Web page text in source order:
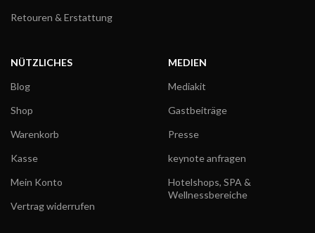
Retouren & Erstattung
NÜTZLICHES
Blog
Shop
Warenkorb
Kasse
Mein Konto
Vertrag widerrufen
MEDIEN
Mediakit
Gastbeiträge
Presse
keynote anfragen
Hotelshops, SPA &
Wellnessbereiche